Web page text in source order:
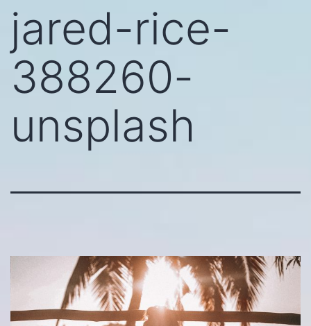
jared-rice-
388260-
unsplash